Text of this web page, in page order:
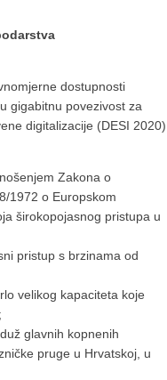
dostupnosti
gigabitnu povezivost za
digitalizacije (DESI 2020)
Zakona o
1972 o Europskom
širokopojasnog pristupa u
pristup s brzinama od
velikog kapaciteta koje
glavnih kopnenih
pruge u Hrvatskoj, u